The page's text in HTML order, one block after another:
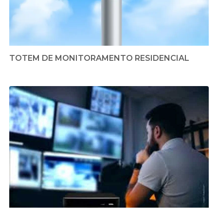
TOTEM DE MONITORAMENTO RESIDENCIAL